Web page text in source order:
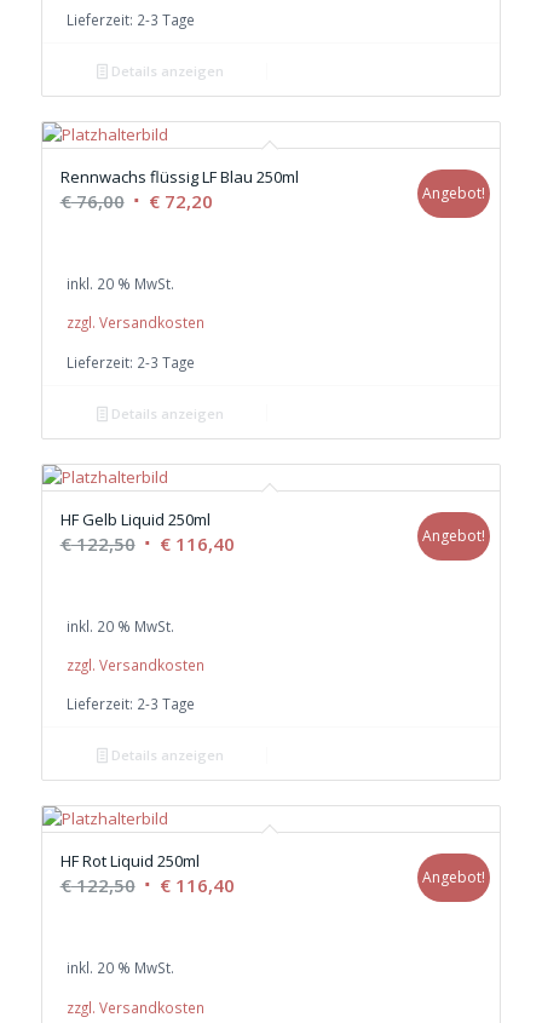
Lieferzeit: 2-3 Tage
Details anzeigen
Rennwachs flüssig LF Blau 250ml
€76,00 Ursprünglicher
€ 76,00
€72,20Aktueller
Angebot!
inkl. 20 % MwSt.
zzgl. Versandkosten
Lieferzeit: 2-3 Tage
Details anzeigen
HF Gelb Liquid 250ml
€122,50 Ursprünglicher
€ 122,50
€116,40Aktueller
Angebot!
inkl. 20 % MwSt.
zzgl. Versandkosten
Lieferzeit: 2-3 Tage
Details anzeigen
HF Rot Liquid 250ml
€122,50 Ursprünglicher
€ 122,50
€116,40Aktueller
Angebot!
inkl. 20 % MwSt.
zzgl. Versandkosten